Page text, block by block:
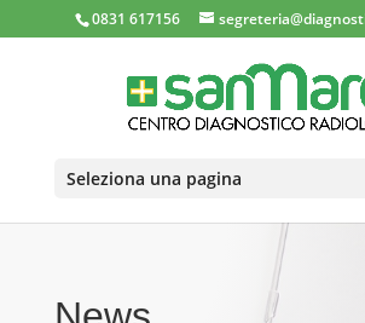
0831 617156
Seleziona una pagina